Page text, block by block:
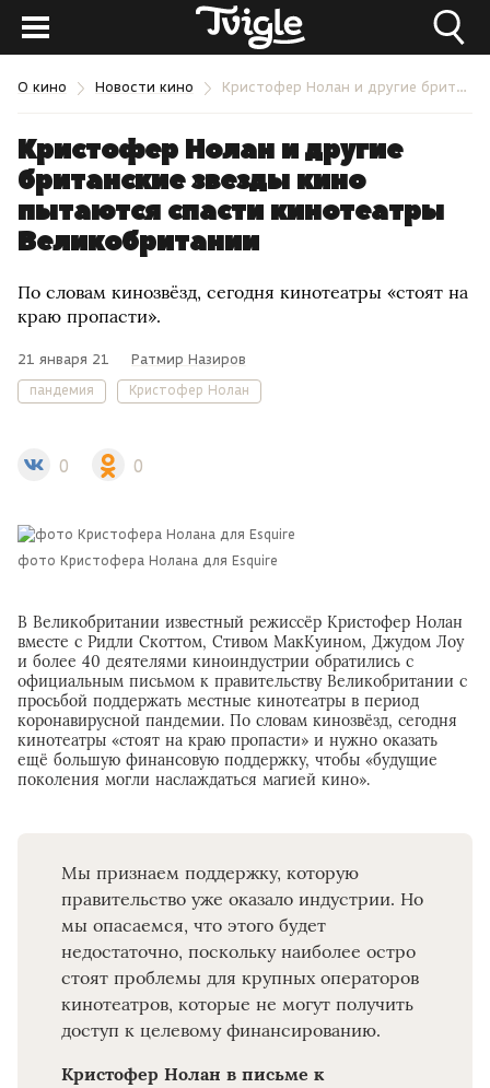
О кино Новости кино Кристофер Нолан и другие британские звезды кино пытаются спасти кинотеатры Великобритании
Кристофер Нолан и другие
британские звезды кино
пытаются спасти кинотеатры
Великобритании
По словам кинозвёзд, сегодня кинотеатры «стоят на
краю пропасти».
21 января 21 Ратмир Назиров
пандемия Кристофер Нолан
0 0
фото Кристофера Нолана для Esquire
В Великобритании известный режиссёр Кристофер Нолан
вместе с Ридли Скоттом, Стивом МакКуином, Джудом Лоу
и более 40 деятелями киноиндустрии обратились с
официальным письмом к правительству Великобритании с
просьбой поддержать местные кинотеатры в период
коронавирусной пандемии. По словам кинозвёзд, сегодня
кинотеатры «стоят на краю пропасти» и нужно оказать
ещё большую финансовую поддержку, чтобы «будущие
поколения могли наслаждаться магией кино».
Мы признаем поддержку, которую
правительство уже оказало индустрии. Но
мы опасаемся, что этого будет
недостаточно, поскольку наиболее остро
стоят проблемы для крупных операторов
кинотеатров, которые не могут получить
доступ к целевому финансированию.
Кристофер Нолан в письме к